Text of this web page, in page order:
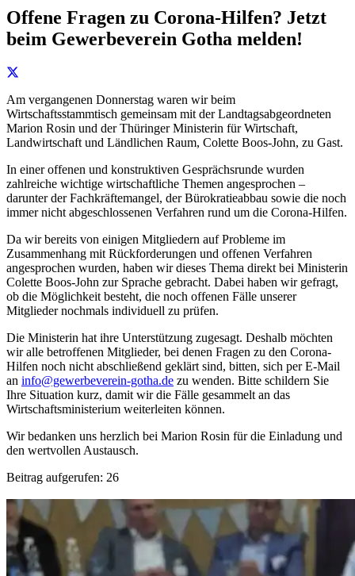
Offene Fragen zu Corona-Hilfen? Jetzt
beim Gewerbeverein Gotha melden!
Am vergangenen Donnerstag waren wir beim
Wirtschaftsstammtisch gemeinsam mit der Landtagsabgeordneten
Marion Rosin und der Thüringer Ministerin für Wirtschaft,
Landwirtschaft und Ländlichen Raum, Colette Boos-John, zu Gast.
In einer offenen und konstruktiven Gesprächsrunde wurden
zahlreiche wichtige wirtschaftliche Themen angesprochen –
darunter der Fachkräftemangel, der Bürokratieabbau sowie die noch
immer nicht abgeschlossenen Verfahren rund um die Corona-Hilfen.
Da wir bereits von einigen Mitgliedern auf Probleme im
Zusammenhang mit Rückforderungen und offenen Verfahren
angesprochen wurden, haben wir dieses Thema direkt bei Ministerin
Colette Boos-John zur Sprache gebracht. Dabei haben wir gefragt,
ob die Möglichkeit besteht, die noch offenen Fälle unserer
Mitglieder nochmals individuell zu prüfen.
Die Ministerin hat ihre Unterstützung zugesagt. Deshalb möchten
wir alle betroffenen Mitglieder, bei denen Fragen zu den Corona-
Hilfen noch nicht abschließend geklärt sind, bitten, sich per E-Mail
an info@gewerbeverein-gotha.de zu wenden. Bitte schildern Sie
Ihre Situation kurz, damit wir die Fälle gesammelt an das
Wirtschaftsministerium weiterleiten können.
Wir bedanken uns herzlich bei Marion Rosin für die Einladung und
den wertvollen Austausch.
Beitrag aufgerufen: 26